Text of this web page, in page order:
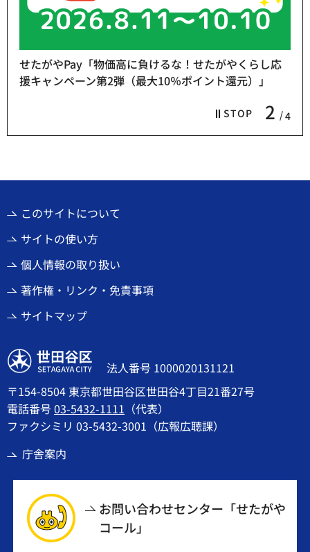
STOP 2 4
せたがやPay「物価高に負けるな！せたがやくらし応
援キャンペーン第2弾（最大10％ポイント還元）」
このサイトについて
サイトの使い方
個人情報の取り扱い
著作権・リンク・免責事項
サイトマップ
世田谷区
法人番号 1000020131121
〒154-8504 東京都世田谷区世田谷4丁目21番27号
電話番号03-5432-1111 （代表）
ファクシミリ 03-5432-3001（広報広聴課）
庁舎案内
お問い合わせセンター「せたがや
コール」